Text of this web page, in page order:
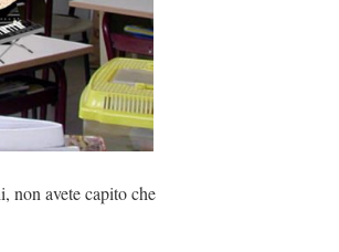
non avete capito che